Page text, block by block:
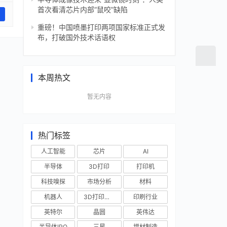
首次看清芯片内部“鼠咬”缺陷
重磅！中国喷墨打印两项国家标准正式发
布，打破国外技术话语权
本周热文
暂无内容
热门标签
人工智能 芯片
AI
半导体
3D打印
打印机
科技嗅探
市场分析
材料
机器人
3D打印技术
印刷行业
英特尔
晶圆
英伟达